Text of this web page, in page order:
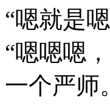
“嗯就是
“嗯嗯嗯
一个严师。